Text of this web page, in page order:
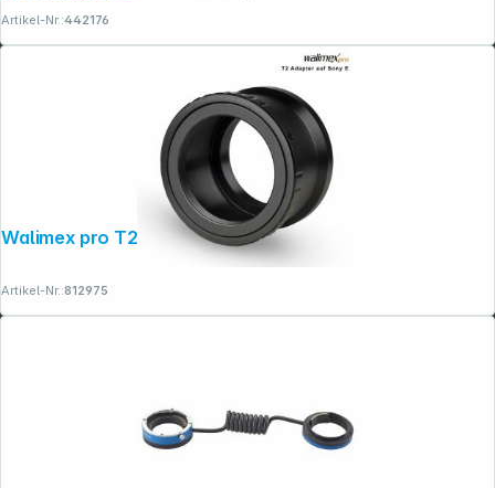
Artikel-Nr.:442176
Walimex pro T2 Objektiv an Sony E
Artikel-Nr.:812975